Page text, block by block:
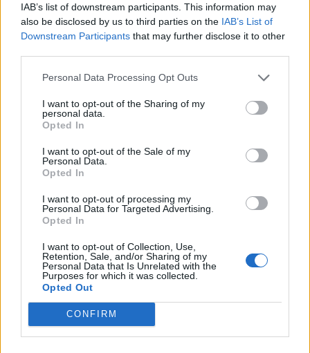
IAB’s list of downstream participants. This information may
also be disclosed by us to third parties on the IAB’s List of
Downstream Participants that may further disclose it to other
Personal Data Processing Opt Outs
I want to opt-out of the Sharing of my
personal data.
Opted In
I want to opt-out of the Sale of my
Personal Data.
Opted In
I want to opt-out of processing my
Personal Data for Targeted Advertising.
Opted In
I want to opt-out of Collection, Use,
Retention, Sale, and/or Sharing of my
Personal Data that Is Unrelated with the
Purposes for which it was collected.
Opted Out
CONFIRM
0332 284463
info@ofzanzi.it
INSERISCI LA TUA PARTECIPAZIONE
Il tuo messaggio come segno di vicinanza alla
famiglia.Questo servizio costa 30€ + iva.
Inserisci il testo della partecipazione
Inserisci il testo che comparirà nella partecipazione
Scegli una delle nostre frasi
Addolorati per il lutto che vi ha colpiti,
partecipiamo sentitamente al vostro dolore.
Inserisci il nome che vuoi che compaia come autore della
Problemi?cliccaqui